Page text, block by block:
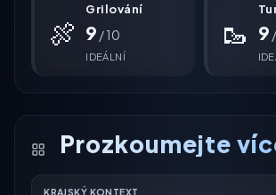
🍖
Grilování
9 / 10
IDEÁLNÍ
🥾 9
Prozkoumejte
KRAJSKÝ KONTEXT